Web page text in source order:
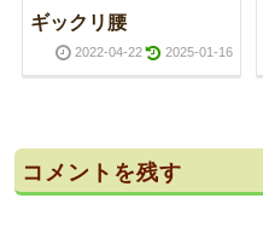
ギックリ腰
2022-04-22 2025-01-16
コメントを残す